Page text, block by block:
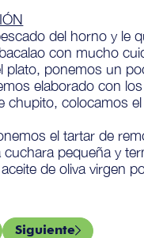
del horno y le
con mucho
plato, ponemos un
elaborado con
chupito, colocamos
el tartar de
cuchara pequeña y
de oliva virgen
Siguiente